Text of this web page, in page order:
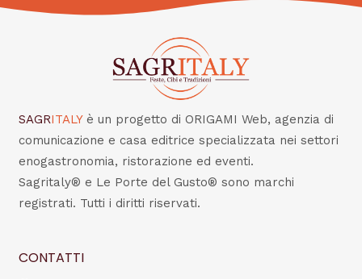
SAGRITALY è un progetto di ORIGAMI Web, agenzia di
comunicazione e casa editrice specializzata nei settori
enogastronomia, ristorazione ed eventi.
Sagritaly® e Le Porte del Gusto® sono marchi
registrati. Tutti i diritti riservati.
CONTATTI